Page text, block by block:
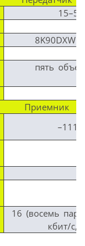
8K90DXW
пять
Приемник
–111
16 (восемь
кбит/с,